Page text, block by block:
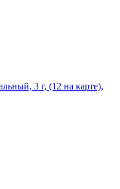
3 г, (12 на карте),